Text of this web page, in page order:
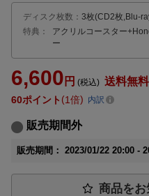
ディスク枚数 ： 3枚(CD2枚,Blu-
特典：
アクリルコースター
ー
6,600 円 (税込) 送料無料
60ポイント 1倍 内訳
販売期間外
販売期間： 2023/01/22 20:00 -
商品を